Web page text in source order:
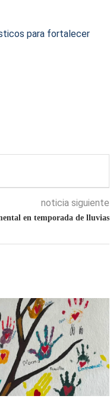
para fortalecer
noticia siguiente
en temporada de lluvias